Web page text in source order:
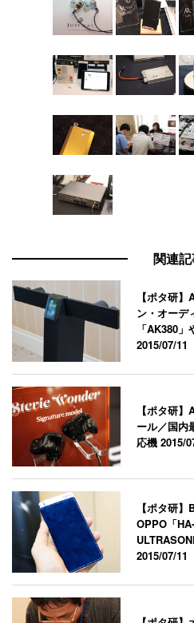
関連
【ポタ研
ン・オーデ
「AK380
2015/07/11
【ポタ研
ール／国内
応機2015/
【ポタ研
OPPO「
2015/07/11